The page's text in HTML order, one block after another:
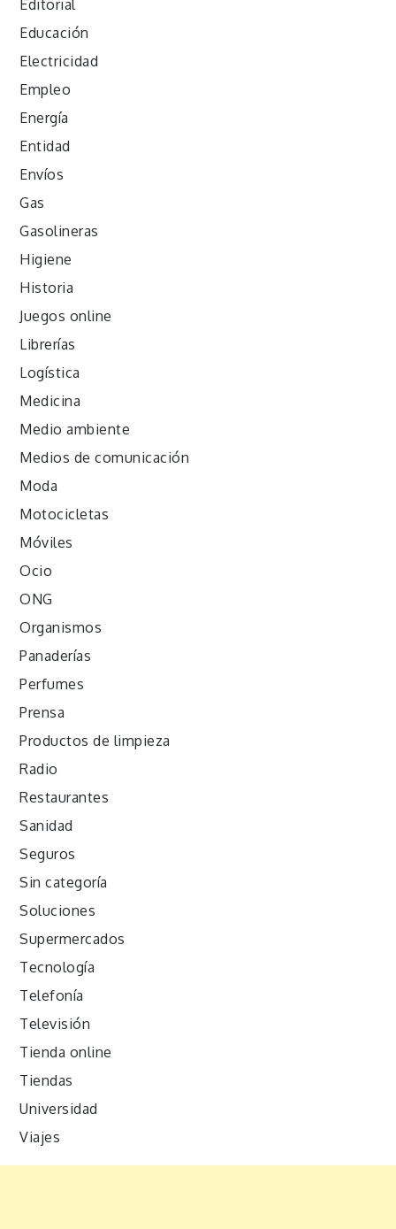
Editorial
Educación
Electricidad
Empleo
Energía
Entidad
Envíos
Gas
Gasolineras
Higiene
Historia
Juegos online
Librerías
Logística
Medicina
Medio ambiente
Medios de comunicación
Moda
Motocicletas
Móviles
Ocio
ONG
Organismos
Panaderías
Perfumes
Prensa
Productos de limpieza
Radio
Restaurantes
Sanidad
Seguros
Sin categoría
Soluciones
Supermercados
Tecnología
Telefonía
Televisión
Tienda online
Tiendas
Universidad
Viajes